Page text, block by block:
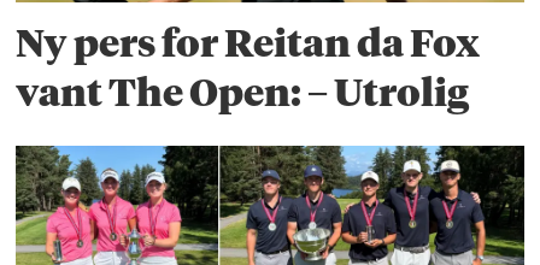
Ny pers for Reitan da Fox
vant The Open: – Utrolig